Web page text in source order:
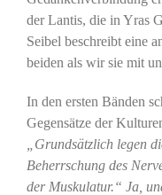
der Lantis, die in Yras
Seibel beschreibt eine
beiden als wir sie mit
In den ersten Bänden
Gegensätze der
„Grundsätzlich legen
Beherrschung des
der Muskulatur.“ Ja,